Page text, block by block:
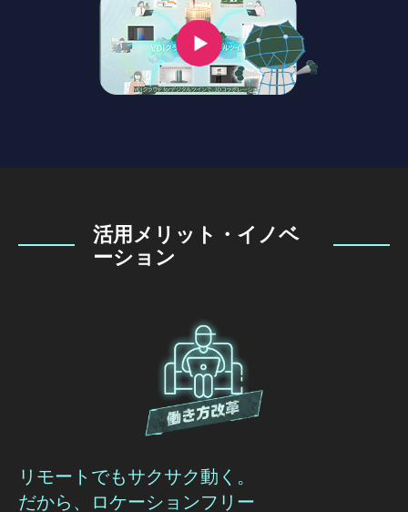
活用メリット・イノベ
ーション
リモートでもサクサク動く。
だから、ロケーションフリー